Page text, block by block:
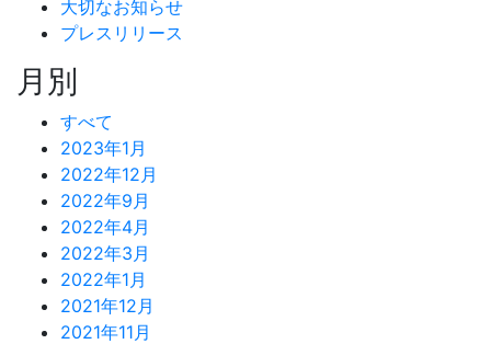
大切なお知らせ
プレスリリース
月別
すべて
2023年1月
2022年12月
2022年9月
2022年4月
2022年3月
2022年1月
2021年12月
2021年11月